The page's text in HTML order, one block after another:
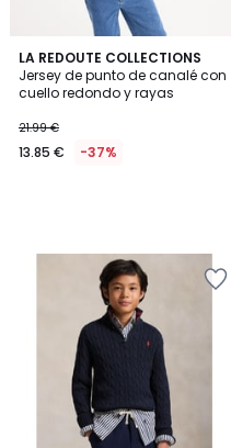
LA REDOUTE COLLECTIONS
Jersey de punto de canalé con
cuello redondo y rayas
21.99 €
13.85 € -37%